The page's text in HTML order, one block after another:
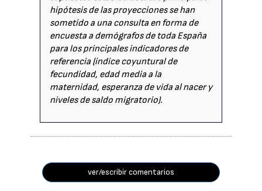
hipótesis de las proyecciones se han
sometido a una consulta en forma de
encuesta a demógrafos de toda España
para los principales indicadores de
referencia (índice coyuntural de
fecundidad, edad media a la
maternidad, esperanza de vida al nacer y
niveles de saldo migratorio).
ver/escribir comentarios